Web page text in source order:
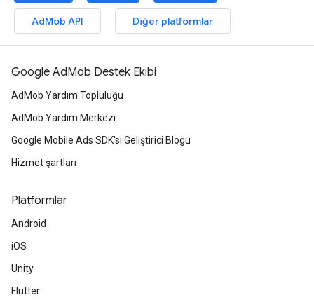
AdMob API Diğer platformlar
Google AdMob Destek Ekibi
AdMob Yardım Topluluğu
AdMob Yardım Merkezi
Google Mobile Ads SDK'sı Geliştirici Blogu
Hizmet şartları
Platformlar
Android
iOS
Unity
Flutter